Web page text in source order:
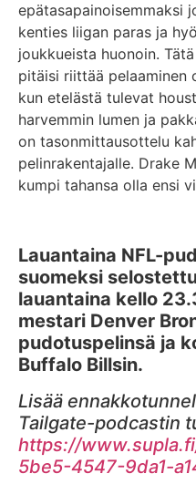
epätasapainoisemmaksi
kenties liigan paras ja
joukkueista huonoin.
pitäisi riittää pelaaminen
kun etelästä tulevat
harvemmin lumen ja
on tasonmittausottelu
pelinrakentajalle. Drake
kumpi tahansa olla ensi
Lauantaina NFL-
suomeksi
lauantaina kello
mestari Denver
pudotuspelinsä ja
Buffalo Billsin.
Lisää
Tailgate-podcastin
https://
5be5-4547-9da1-